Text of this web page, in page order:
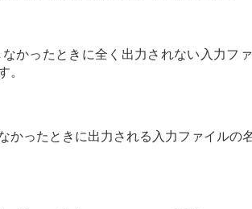
かったときに全く出力されない入力フ
。
かったときに出力される入力ファイルの